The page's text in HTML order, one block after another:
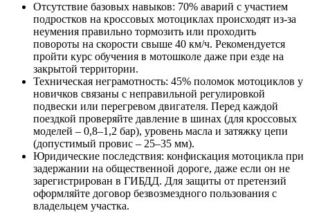
Отсутствие базовых навыков: 70% аварий с участием
подростков на кроссовых мотоциклах происходят из-за
неумения правильно тормозить или проходить
повороты на скорости свыше 40 км/ч. Рекомендуется
пройти курс обучения в мотошколе даже при езде на
закрытой территории.
Техническая неграмотность: 45% поломок мотоциклов у
новичков связаны с неправильной регулировкой
подвески или перегревом двигателя. Перед каждой
поездкой проверяйте давление в шинах (для кроссовых
моделей – 0,8–1,2 бар), уровень масла и затяжку цепи
(допустимый провис – 25–35 мм).
Юридические последствия: конфискация мотоцикла при
задержании на общественной дороге, даже если он не
зарегистрирован в ГИБДД. Для защиты от претензий
оформляйте договор безвозмездного пользования с
владельцем участка.